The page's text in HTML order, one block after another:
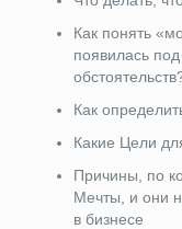
Как понять
появилась
Как
Какие Цели
Причины, по
Мечты, и они
в бизнесе